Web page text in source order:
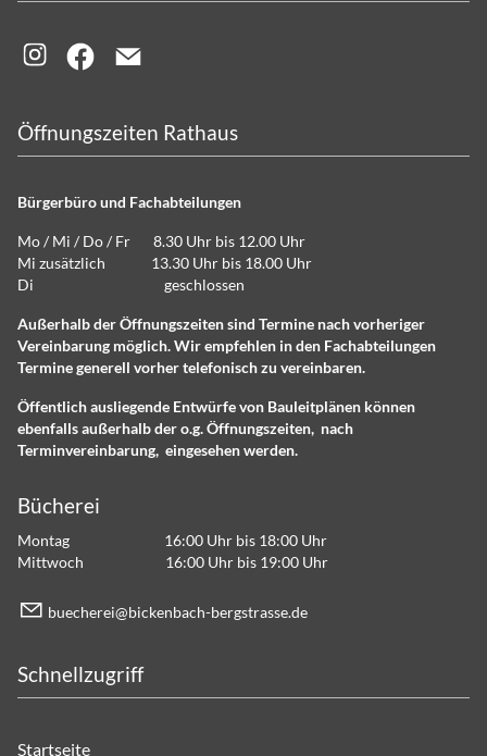
Öffnungszeiten Rathaus
Bürgerbüro und Fachabteilungen
Mo / Mi / Do / Fr 8.30 Uhr bis 12.00 Uhr
Mi zusätzlich 13.30 Uhr bis 18.00 Uhr
Di geschlossen
Außerhalb der Öffnungszeiten sind Termine nach vorheriger
Vereinbarung möglich. Wir empfehlen in den Fachabteilungen
Termine generell vorher telefonisch zu vereinbaren.
Öffentlich ausliegende Entwürfe von Bauleitplänen können
ebenfalls außerhalb der o.g. Öffnungszeiten, nach
Terminvereinbarung, eingesehen werden.
Bücherei
Montag 16:00 Uhr bis 18:00 Uhr
Mittwoch 16:00 Uhr bis 19:00 Uhr
b ch r b ck nb ch-b rgstr ss d
Schnellzugriff
Startseite